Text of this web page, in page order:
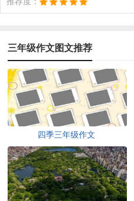
三年级作文图文推荐
四季三年级作文